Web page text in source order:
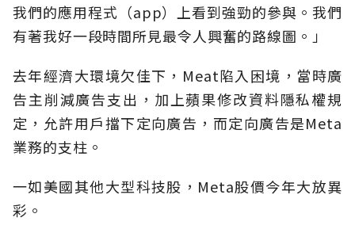
我們的應用程式（app）上看到強勁的參與。我們
有著我好一段時間所見最令人興奮的路線圖。」
去年經濟大環境欠佳下，Meat陷入困境，當時廣
告主削減廣告支出，加上蘋果修改資料隱私權規
定，允許用戶擋下定向廣告，而定向廣告是Meta
業務的支柱。
一如美國其他大型科技股，Meta股價今年大放異
彩。